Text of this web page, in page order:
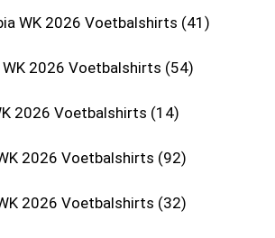
WK 2026 Voetbalshirts 41
WK 2026 Voetbalshirts 54
2026 Voetbalshirts 14
2026 Voetbalshirts 92
2026 Voetbalshirts 32